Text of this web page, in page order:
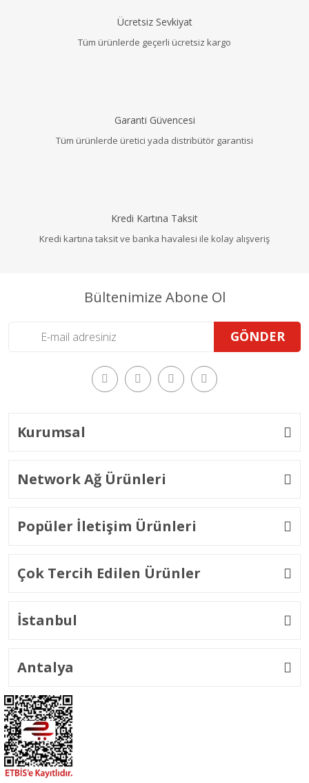
Ücretsiz Sevkiyat
Tüm ürünlerde geçerli ücretsiz kargo
Garanti Güvencesi
Tüm ürünlerde üretici yada distribütör garantisi
Kredi Kartına Taksit
Kredi kartına taksit ve banka havalesi ile kolay alışveriş
Bültenimize Abone Ol
GÖNDER
Kurumsal
Network Ağ Ürünleri
Popüler İletişim Ürünleri
Çok Tercih Edilen Ürünler
İstanbul
Antalya